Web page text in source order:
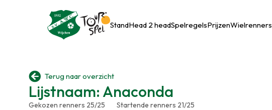
StandHead 2 headSpelregelsPrijzenWielrenners
 Terug naar overzicht
Lijstnaam: Anaconda
Gekozen renners 25/25 Startende renners 21/25